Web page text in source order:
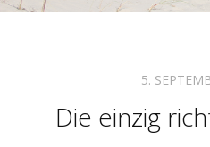
5.
Die einzig